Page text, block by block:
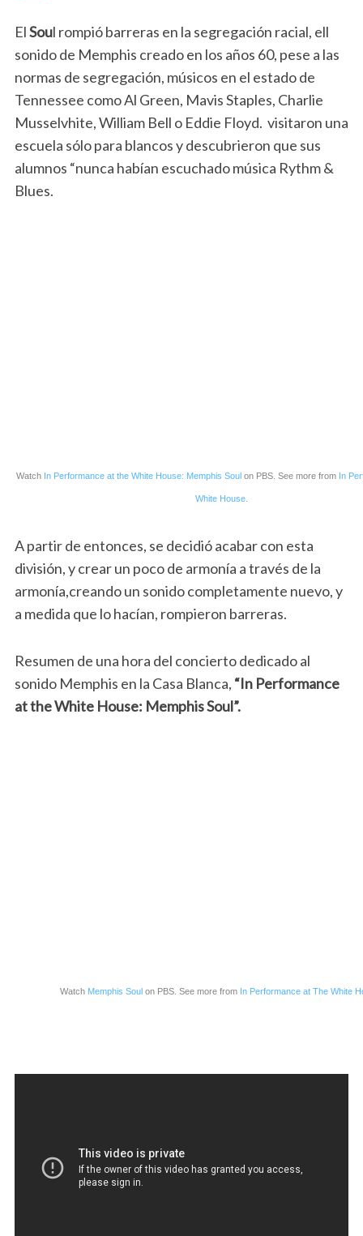
ElSoul rompió barreras en la segregación racial, ell
sonido de Memphis creado en los años 60, pese a las
normas de segregación, músicos en el estado de
Tennessee como Al Green, Mavis Staples, Charlie
Musselvhite, William Bell o Eddie Floyd. visitaron una
escuela sólo para blancos y descubrieron que sus
alumnos “nunca habían escuchado música Rythm &
Blues.
Watch In Performance at the White House: Memphis Soul on PBS. See more from In
White House.
A partir de entonces, se decidió acabar con esta
división, y crear un poco de armonía a través de la
armonía,creando un sonido completamente nuevo, y
a medida que lo hacían, rompieron barreras.
Resumen de una hora del concierto dedicado al
sonido Memphis en la Casa Blanca, “In Performance
at the White House: Memphis Soul”.
Watch Memphis Soul on PBS. See more from In Performance at The White